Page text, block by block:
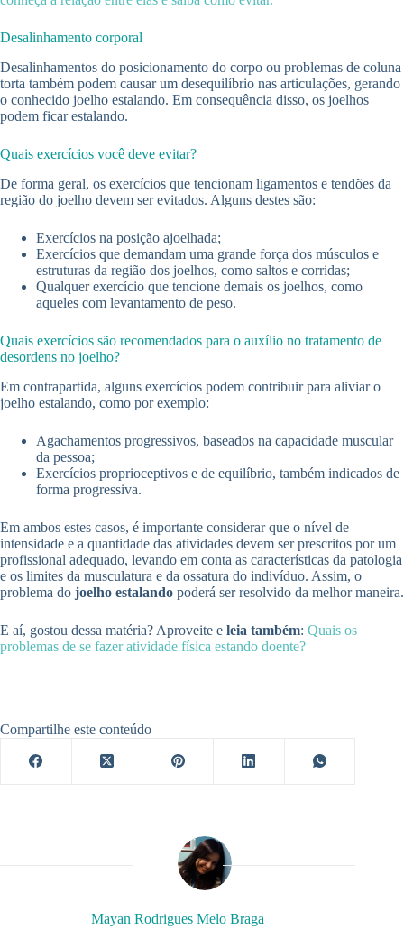
Desalinhamento corporal
Desalinhamentos do posicionamento do corpo ou problemas de coluna
torta também podem causar um desequilíbrio nas articulações, gerando
o conhecido joelho estalando. Em consequência disso, os joelhos
podem ficar estalando.
Quais exercícios você deve evitar?
De forma geral, os exercícios que tencionam ligamentos e tendões da
região do joelho devem ser evitados. Alguns destes são:
Exercícios na posição ajoelhada;
Exercícios que demandam uma grande força dos músculos e
estruturas da região dos joelhos, como saltos e corridas;
Qualquer exercício que tencione demais os joelhos, como
aqueles com levantamento de peso.
Quais exercícios são recomendados para o auxílio no tratamento de
desordens no joelho?
Em contrapartida, alguns exercícios podem contribuir para aliviar o
joelho estalando, como por exemplo:
Agachamentos progressivos, baseados na capacidade muscular
da pessoa;
Exercícios proprioceptivos e de equilíbrio, também indicados de
forma progressiva.
Em ambos estes casos, é importante considerar que o nível de
intensidade e a quantidade das atividades devem ser prescritos por um
profissional adequado, levando em conta as características da patologia
e os limites da musculatura e da ossatura do indivíduo. Assim, o
problema do joelho estalando poderá ser resolvido da melhor maneira.
E aí, gostou dessa matéria? Aproveite e leia também: Quais os
problemas de se fazer atividade física estando doente?
Compartilhe este conteúdo
Mayan Rodrigues Melo Braga